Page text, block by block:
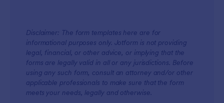
Disclaimer: The form templates here are for
informational purposes only. Jotform is not providing
legal, financial, or other advice, or implying that the
forms are legally valid in all or any jurisdictions. Before
using any such form, consult an attorney and/or other
applicable professionals to make sure that the form
meets your needs, legally and otherwise.